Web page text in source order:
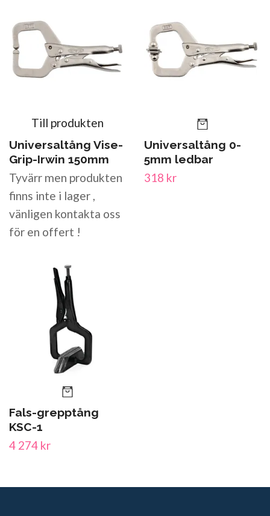
Till produkten
Universaltång Vise-
Grip-Irwin 150mm
Tyvärr men produkten
finns inte i lager ,
vänligen kontakta oss
för en offert !
Universaltång 0-
5mm ledbar
318 kr
Fals-grepptång
KSC-1
4 274 kr